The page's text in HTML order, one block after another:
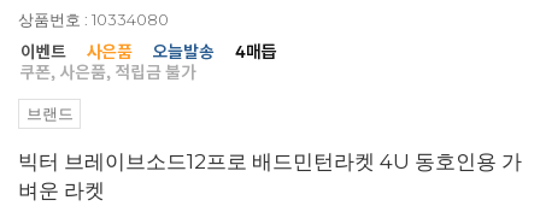
상품번호 : 10334080
브랜드
빅터 브레이브소드12프로 배드민턴라켓 4U 동호인용 가
벼운 라켓